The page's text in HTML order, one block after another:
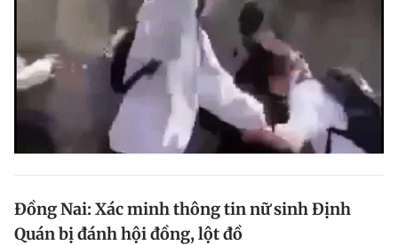
Hotline
0906 645 777
Liên hệ quảng cáo
0908 780 404
Đặt báo Quảng cáo RSS Tòa soạn Chính sách bảo
Phó tổng biên tập: Lâm Hiếu Dũng
Phó tổng biên tập: Trần Việt Hưng
Tổng thư ký tòa soạn: Đức Trung
Đồng Nai: Xác minh thông tin nữ sinh Định
Quán bị đánh hội đồng, lột đồ